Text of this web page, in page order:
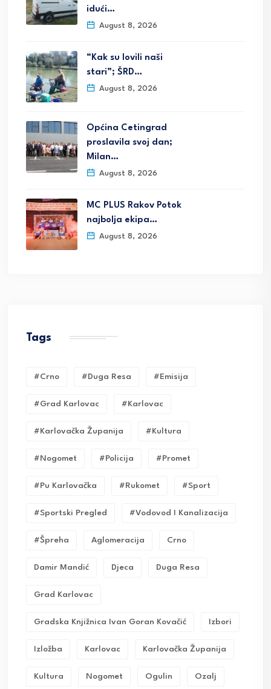
idući…
August 8, 2026
“Kak su lovili naši
stari”; ŠRD…
August 8, 2026
Općina Cetingrad
proslavila svoj dan;
Milan…
August 8, 2026
MC PLUS Rakov Potok
najbolja ekipa…
August 8, 2026
Tags
#crno #duga Resa #emisija
#grad Karlovac #karlovac
#karlovačka Županija #kultura
#nogomet #policija #promet
#pu Karlovačka #rukomet #sport
#sportski Pregled #vodovod I Kanalizacija
#Špreha Aglomeracija Crno
Damir Mandić Djeca Duga Resa
Grad Karlovac
Gradska Knjižnica Ivan Goran Kovačić Izbori
Izložba Karlovac Karlovačka Županija
Kultura Nogomet Ogulin Ozalj